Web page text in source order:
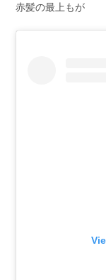
赤髪の最上もが